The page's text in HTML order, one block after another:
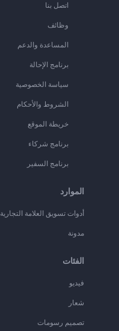
اتصل بنا
وظائف
المساعدة والدعم
برنامج الإحالة
سياسة الخصوصية
الشروط والأحكام
خريطة الموقع
برنامج شركاء
برنامج السفير
الموارد
أدوات تسويق العلامة التجارية
مدونة
الفئات
فيديو
شعار
تصميم رسومات